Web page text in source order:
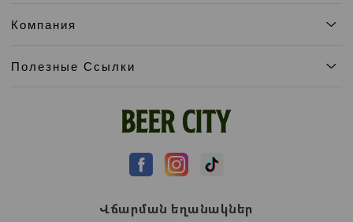
Компания
Полезные Ссылки
Վճարման եղանակներ